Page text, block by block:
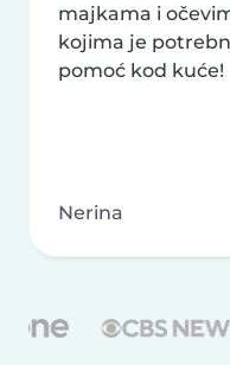
majkama i
kojima je
pomoć kod kuće!
Nerina